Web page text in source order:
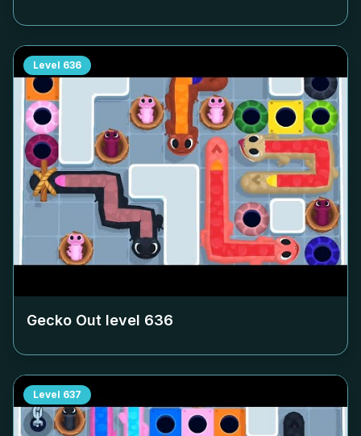
Level 636
Gecko Out level 636
Level 637